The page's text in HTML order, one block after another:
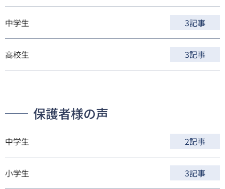
中学生 3記事
高校生 3記事
保護者様の声
中学生 2記事
小学生 3記事